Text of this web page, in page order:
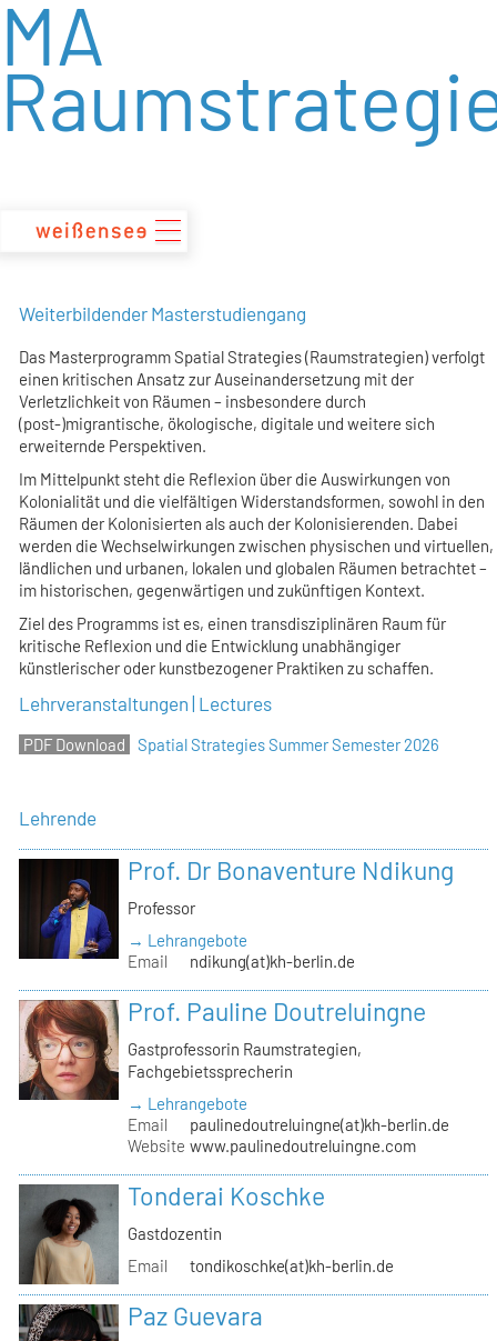
zum
Inhalt
MA
Weiterbildender Masterstudiengang
Das Masterprogramm Spatial Strategies (Raumstrategien) verfolgt
einen kritischen Ansatz zur Auseinandersetzung mit der
Verletzlichkeit von Räumen – insbesondere durch
(post-)migrantische, ökologische, digitale und weitere sich
erweiternde Perspektiven.
Im Mittelpunkt steht die Reflexion über die Auswirkungen von
Kolonialität und die vielfältigen Widerstandsformen, sowohl in den
Räumen der Kolonisierten als auch der Kolonisierenden. Dabei
werden die Wechselwirkungen zwischen physischen und virtuellen,
ländlichen und urbanen, lokalen und globalen Räumen betrachtet –
im historischen, gegenwärtigen und zukünftigen Kontext.
Ziel des Programms ist es, einen transdisziplinären Raum für
kritische Reflexion und die Entwicklung unabhängiger
künstlerischer oder kunstbezogener Praktiken zu schaffen.
Lehrveranstaltungen | Lectures
Spatial Strategies Summer Semester 2026
Lehrende
Prof. Dr Bonaventure Ndikung
Professor
→ Lehrangebote
Email
ndikung(at)kh-berlin.de
Prof. Pauline Doutreluingne
Gastprofessorin Raumstrategien,
Fachgebietssprecherin
→ Lehrangebote
Email
paulinedoutreluingne(at)kh-berlin.de
Website www.paulinedoutreluingne.com
Tonderai Koschke
Gastdozentin
Email
tondikoschke(at)kh-berlin.de
Paz Guevara